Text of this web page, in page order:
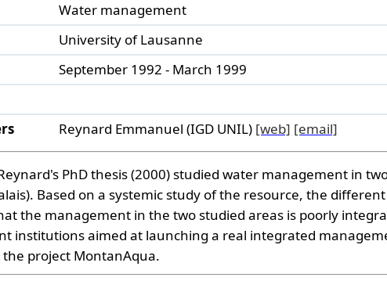
Water management
University of Lausanne
September 1992 - March 1999
Reynard Emmanuel (IGD UNIL) [web] [email]
PhD thesis (2000) studied water management in
Based on a systemic study of the resource, the
the management in the two studied areas is poorly
institutions aimed at launching a real integrated
project MontanAqua.